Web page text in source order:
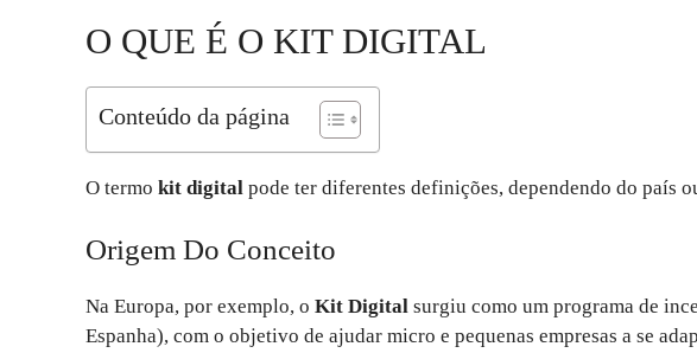
O QUE É O KIT DIGITAL
Conteúdo da página
O termo kit digital pode ter diferentes definições, dependendo do país
Origem Do Conceito
Na Europa, por exemplo, o Kit Digital surgiu como um programa de
Espanha), com o objetivo de ajudar micro e pequenas empresas a se